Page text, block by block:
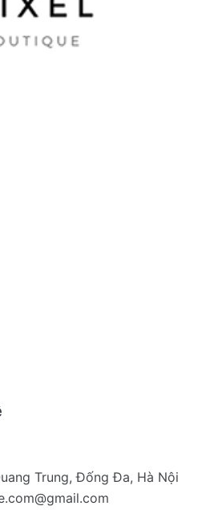
Trung, Đống Đa, Hà Nội